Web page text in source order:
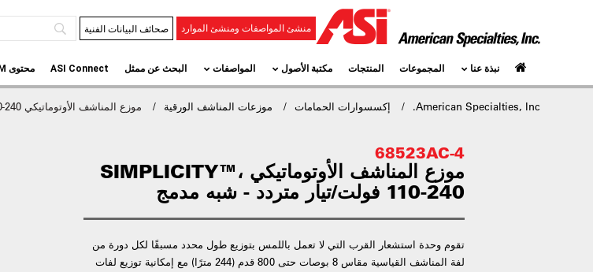
منشئ المواصفات ومنشئ الموارد صحائف البيانات الفنية
نبذة عنا المجموعات المنتجات مكتبة الأصول المواصفات البحث عن ممثل ASI Connect محتوى BIM
American Specialties, Inc. إكسسوارات الحمامات موزعات المناشف الورقية موزع المناشف الأوتوماتيكي Simplicity™، 110-240 فولت تيار متردد – شبه مدمج
68523AC-4
موزع المناشف الأوتوماتيكي SIMPLICITY™،
110-240 فولت/تيار متردد - شبه مدمج
تقوم وحدة استشعار القرب التي لا تعمل باللمس بتوزيع طول محدد مسبقًا لكل دورة من
لفة المناشف القياسية مقاس 8 بوصات حتى 800 قدم (244 مترًا) مع إمكانية توزيع لفات